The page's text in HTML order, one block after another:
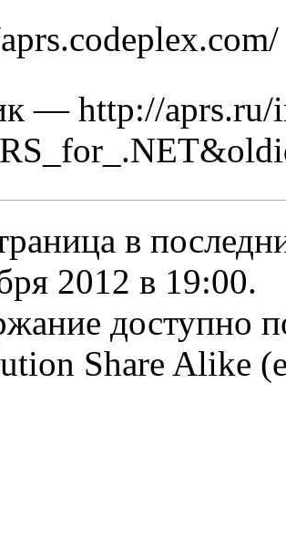
— http://aprs.ru/
в
2012 в 19:00.
доступно
Share Alike